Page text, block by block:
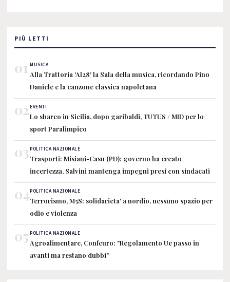
PIÙ LETTI
01 MUSICA
Alla Trattoria 'Al28' la Sala della musica, ricordando Pino
Daniele e la canzone classica napoletana
02EVENTI
Lo sbarco in Sicilia, dopo garibaldi, TUTUS / MID per lo
sport Paralimpico
03POLITICA NAZIONALE
Trasporti: Misiani-Casu (PD): governo ha creato
incertezza, Salvini mantenga impegni presi con sindacati
04POLITICA NAZIONALE
Terrorismo, M5S: solidarieta' a nordio, nessuno spazio per
odio e violenza
05 POLITICA NAZIONALE
Agroalimentare, Confeuro: "Regolamento Ue passo in
avanti ma restano dubbi"